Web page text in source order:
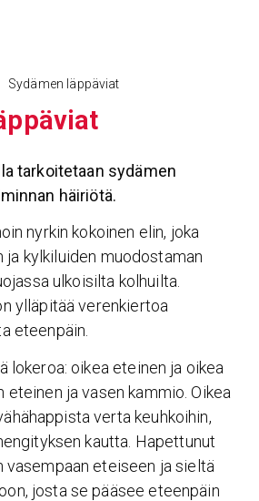
Sydämen läppäviat
tarkoitetaan sydämen
häiriötä.
nyrkin kokoinen elin, joka
kylkiluiden muodostaman
ulkoisilta kolhuilta.
ylläpitää verenkiertoa
eteenpäin.
lokeroa: oikea eteinen ja oikea
eteinen ja vasen kammio. Oikea
verta keuhkoihin,
kautta. Hapettunut
vasempaan eteiseen ja sieltä
josta se pääsee eteenpäin